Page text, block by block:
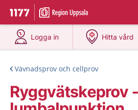
Till startsidan för 1177
Du har valt region
Logga in
på 1177.se
Hitta vård
på
Vävnadsprov och cellprov
Ryggvätskeprov -